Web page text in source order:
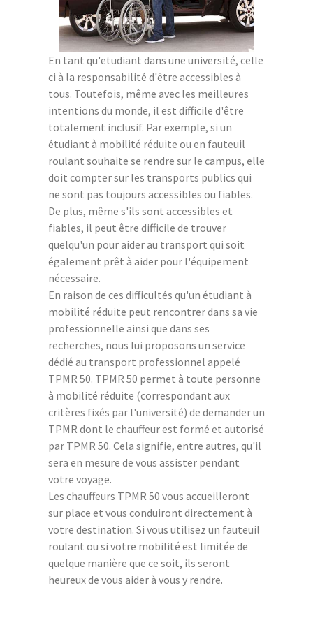
En tant qu'etudiant dans une université, celle
ci à la responsabilité d'être accessibles à
tous. Toutefois, même avec les meilleures
intentions du monde, il est difficile d'être
totalement inclusif. Par exemple, si un
étudiant à mobilité réduite ou en fauteuil
roulant souhaite se rendre sur le campus, elle
doit compter sur les transports publics qui
ne sont pas toujours accessibles ou fiables.
De plus, même s'ils sont accessibles et
fiables, il peut être difficile de trouver
quelqu'un pour aider au transport qui soit
également prêt à aider pour l'équipement
nécessaire.
En raison de ces difficultés qu'un étudiant à
mobilité réduite peut rencontrer dans sa vie
professionnelle ainsi que dans ses
recherches, nous lui proposons un service
dédié au transport professionnel appelé
TPMR 50. TPMR 50 permet à toute personne
à mobilité réduite (correspondant aux
critères fixés par l'université) de demander un
TPMR dont le chauffeur est formé et autorisé
par TPMR 50. Cela signifie, entre autres, qu'il
sera en mesure de vous assister pendant
votre voyage.
Les chauffeurs TPMR 50 vous accueilleront
sur place et vous conduiront directement à
votre destination. Si vous utilisez un fauteuil
roulant ou si votre mobilité est limitée de
quelque manière que ce soit, ils seront
heureux de vous aider à vous y rendre.